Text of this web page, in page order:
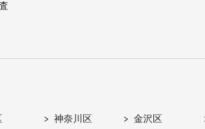
神奈川区 金沢区